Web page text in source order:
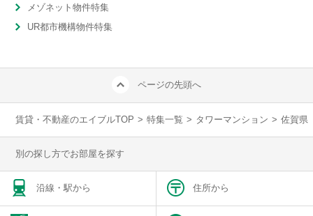
メゾネット物件特集
UR都市機構物件特集
ページの先頭へ
賃貸・不動産のエイブルTOP > 特集一覧 > タワーマンション > 佐賀県
別の探し方でお部屋を探す
沿線・駅から 住所から